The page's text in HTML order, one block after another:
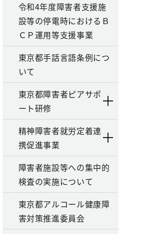
令和4年度障害者支援施
設等の停電時におけるＢ
ＣＰ運用等支援事業
東京都手話言語条例につ
いて
東京都障害者ピアサポ
ート研修
精神障害者就労定着連
携促進事業
障害者施設等への集中的
検査の実施について
東京都アルコール健康障
害対策推進委員会